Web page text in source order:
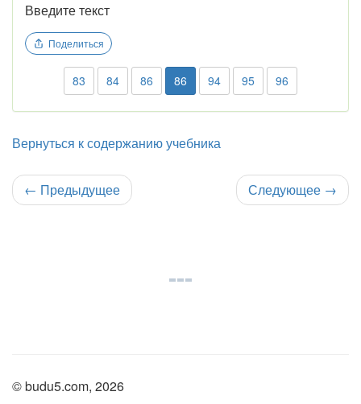
Введите текст
Поделиться
83 84 86 86 94 95 96
Вернуться к содержанию учебника
← Предыдущее Следующее →
© budu5.com, 2026